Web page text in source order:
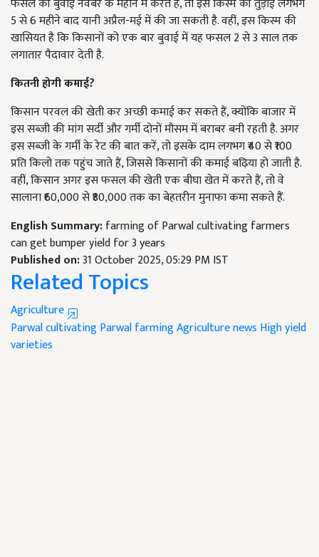
फसल की बुवाई नवंबर के महीने में करते हैं, तो इस किस्म की तुड़ाई लगभग
5 से 6 महीने बाद यानी अप्रैल-मई में की जा सकती है. वहीं, इस किस्म की
खासियत है कि किसानों को एक बार बुवाई में यह फसल 2 से 3 साल तक
लगातार पैदावार देती है.
कितनी होगी कमाई?
किसान परवल की खेती कर अच्छी कमाई कर सकते हैं, क्योंकि बाजार में
इस सब्जी की मांग सर्दी और गर्मी दोनों मौसम में बराबर बनी रहती है. अगर
इस सब्जी के गर्मी के रेट की बात करें, तो इसके दाम लगभग ₹40 से ₹100
प्रति किलो तक पहुंच जाते हैं, जिससे किसानों की कमाई बढ़िया हो जाती है.
वहीं, किसान अगर इस फसल की खेती एक बीघा खेत में करते हैं, तो वे
सालाना ₹60,000 से ₹80,000 तक का बेहतरीन मुनाफा कमा सकते हैं.
English Summary:farming of Parwal cultivating farmers
can get bumper yield for 3 years
Published on:31 October 2025, 05:29 PM IST
Related Topics
Agriculture
Parwal cultivatingParwal farmingAgriculture news High yield
varieties